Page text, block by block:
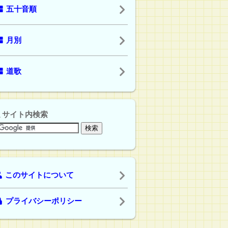
五十音順
月別
道歌
サイト内検索
このサイトについて
プライバシーポリシー